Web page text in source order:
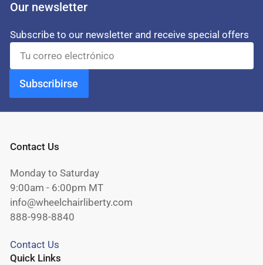
Our newsletter
Subscribe to our newsletter and receive special offers
Tu
correo
electrónico
Subscribirse
Contact Us
Monday to Saturday
9:00am - 6:00pm MT
info@wheelchairliberty.com
888-998-8840
Contact Us
Quick Links